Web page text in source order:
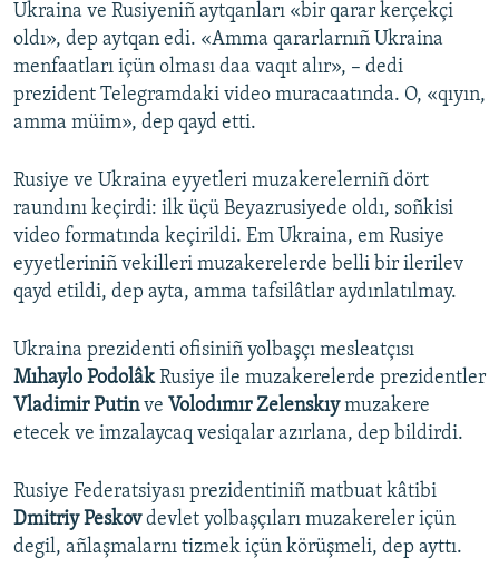
Ukraina ve Rusiyeniñ aytqanları «bir qarar kerçekçi
oldı», dep aytqan edi. «Amma qararlarnıñ Ukraina
menfaatları içün olması daa vaqıt alır», – dedi
prezident Telegramdaki video muracaatında. O, «qıyın,
amma müim», dep qayd etti.
Rusiye ve Ukraina eyyetleri muzakerelerniñ dört
raundını keçirdi: ilk üçü Beyazrusiyede oldı, soñkisi
video formatında keçirildi. Em Ukraina, em Rusiye
eyyetleriniñ vekilleri muzakerelerde belli bir ilerilev
qayd etildi, dep ayta, amma tafsilâtlar aydınlatılmay.
Ukraina prezidenti ofisiniñ yolbaşçı mesleatçısı
Mıhaylo PodolâkRusiye ile muzakerelerde prezidentler
Vladimir Putinve Volodımır Zelenskıymuzakere
etecek ve imzalaycaq vesiqalar azırlana, dep bildirdi.
Rusiye Federatsiyası prezidentiniñ matbuat kâtibi
Dmitriy Peskovdevlet yolbaşçıları muzakereler içün
degil, añlaşmalarnı tizmek içün körüşmeli, dep ayttı.